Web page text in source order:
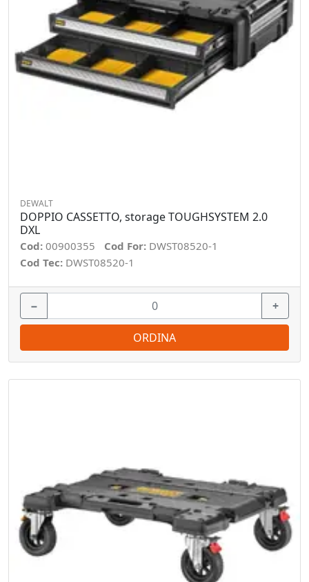
DEWALT
DOPPIO CASSETTO, storage TOUGHSYSTEM 2.0
DXL
Cod: 00900355 Cod For: DWST08520-1
Cod Tec: DWST08520-1
− +
ORDINA